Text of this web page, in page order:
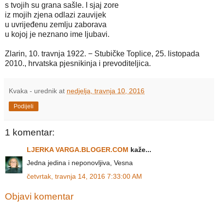
s tvojih su grana sašle. I sjaj zore
iz mojih zjena odlazi zauvijek
u uvrijeđenu zemlju zaborava
u kojoj je neznano ime ljubavi.
Zlarin, 10. travnja 1922. − Stubičke Toplice, 25. listopada
2010., hrvatska pjesnikinja i prevoditeljica.
Kvaka - urednik at nedjelja, travnja 10, 2016
Podijeli
1 komentar:
LJERKA VARGA.BLOGER.COM kaže...
Jedna jedina i neponovljiva, Vesna
četvrtak, travnja 14, 2016 7:33:00 AM
Objavi komentar